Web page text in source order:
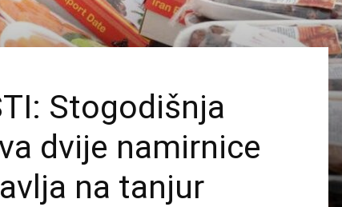
Stogodišnja
dvije namirnice
na tanjur